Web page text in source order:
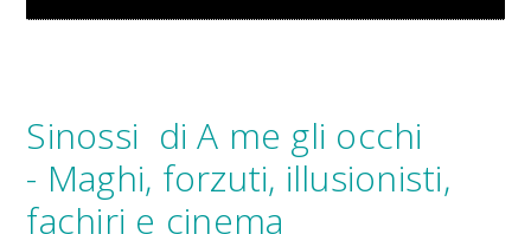
Sinossi di A me gli occhi
- Maghi, forzuti, illusionisti,
fachiri e cinema